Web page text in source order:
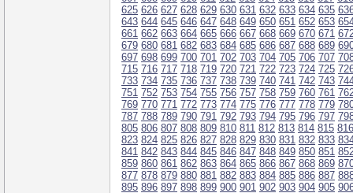
625 626 627 628 629 630 631 632 633 634 635
643 644 645 646 647 648 649 650 651 652 653
661 662 663 664 665 666 667 668 669 670 671
679 680 681 682 683 684 685 686 687 688 689
697 698 699 700 701 702 703 704 705 706 707
715 716 717 718 719 720 721 722 723 724 725
733 734 735 736 737 738 739 740 741 742 743
751 752 753 754 755 756 757 758 759 760 761
769 770 771 772 773 774 775 776 777 778 779
787 788 789 790 791 792 793 794 795 796 797
805 806 807 808 809 810 811 812 813 814 815 816
823 824 825 826 827 828 829 830 831 832 833
841 842 843 844 845 846 847 848 849 850 851
859 860 861 862 863 864 865 866 867 868 869
877 878 879 880 881 882 883 884 885 886 887
895 896 897 898 899 900 901 902 903 904 905